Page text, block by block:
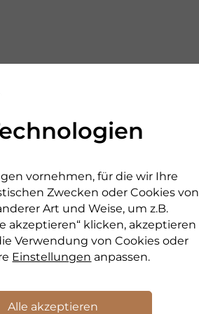
vornehmen, für die wir Ihre
Zwecken oder Cookies von
Art und Weise, um z.B.
akzeptieren“ klicken, akzeptieren
Verwendung von Cookies oder
Einstellungen anpassen.
Alle akzeptieren